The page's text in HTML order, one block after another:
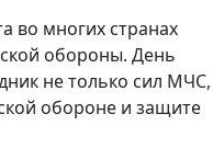
во многих странах
обороны. День
не только сил
обороне и защите